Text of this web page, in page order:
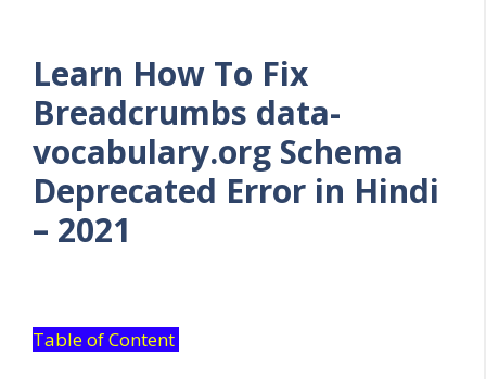
Learn How To Fix
Breadcrumbs data-
vocabulary.org Schema
Deprecated Error in Hindi
– 2021
Table of Content